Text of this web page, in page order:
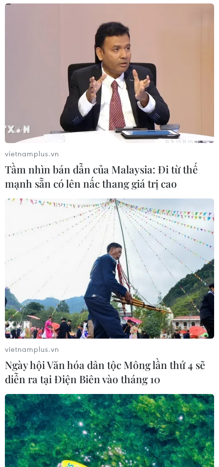
vietnamplus.vn
Tầm nhìn bán dẫn của Malaysia: Đi từ thế
mạnh sẵn có lên nấc thang giá trị cao
vietnamplus.vn
Ngày hội Văn hóa dân tộc Mông lần thứ 4 sẽ
diễn ra tại Điện Biên vào tháng 10